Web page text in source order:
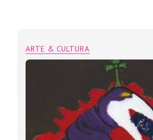
ARTE & CULTURA